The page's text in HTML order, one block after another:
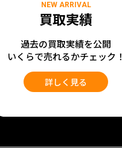
NEW ARRIVAL
買取実績
過去の買取実績を公開
いくらで売れるかチェック！
詳しく見る